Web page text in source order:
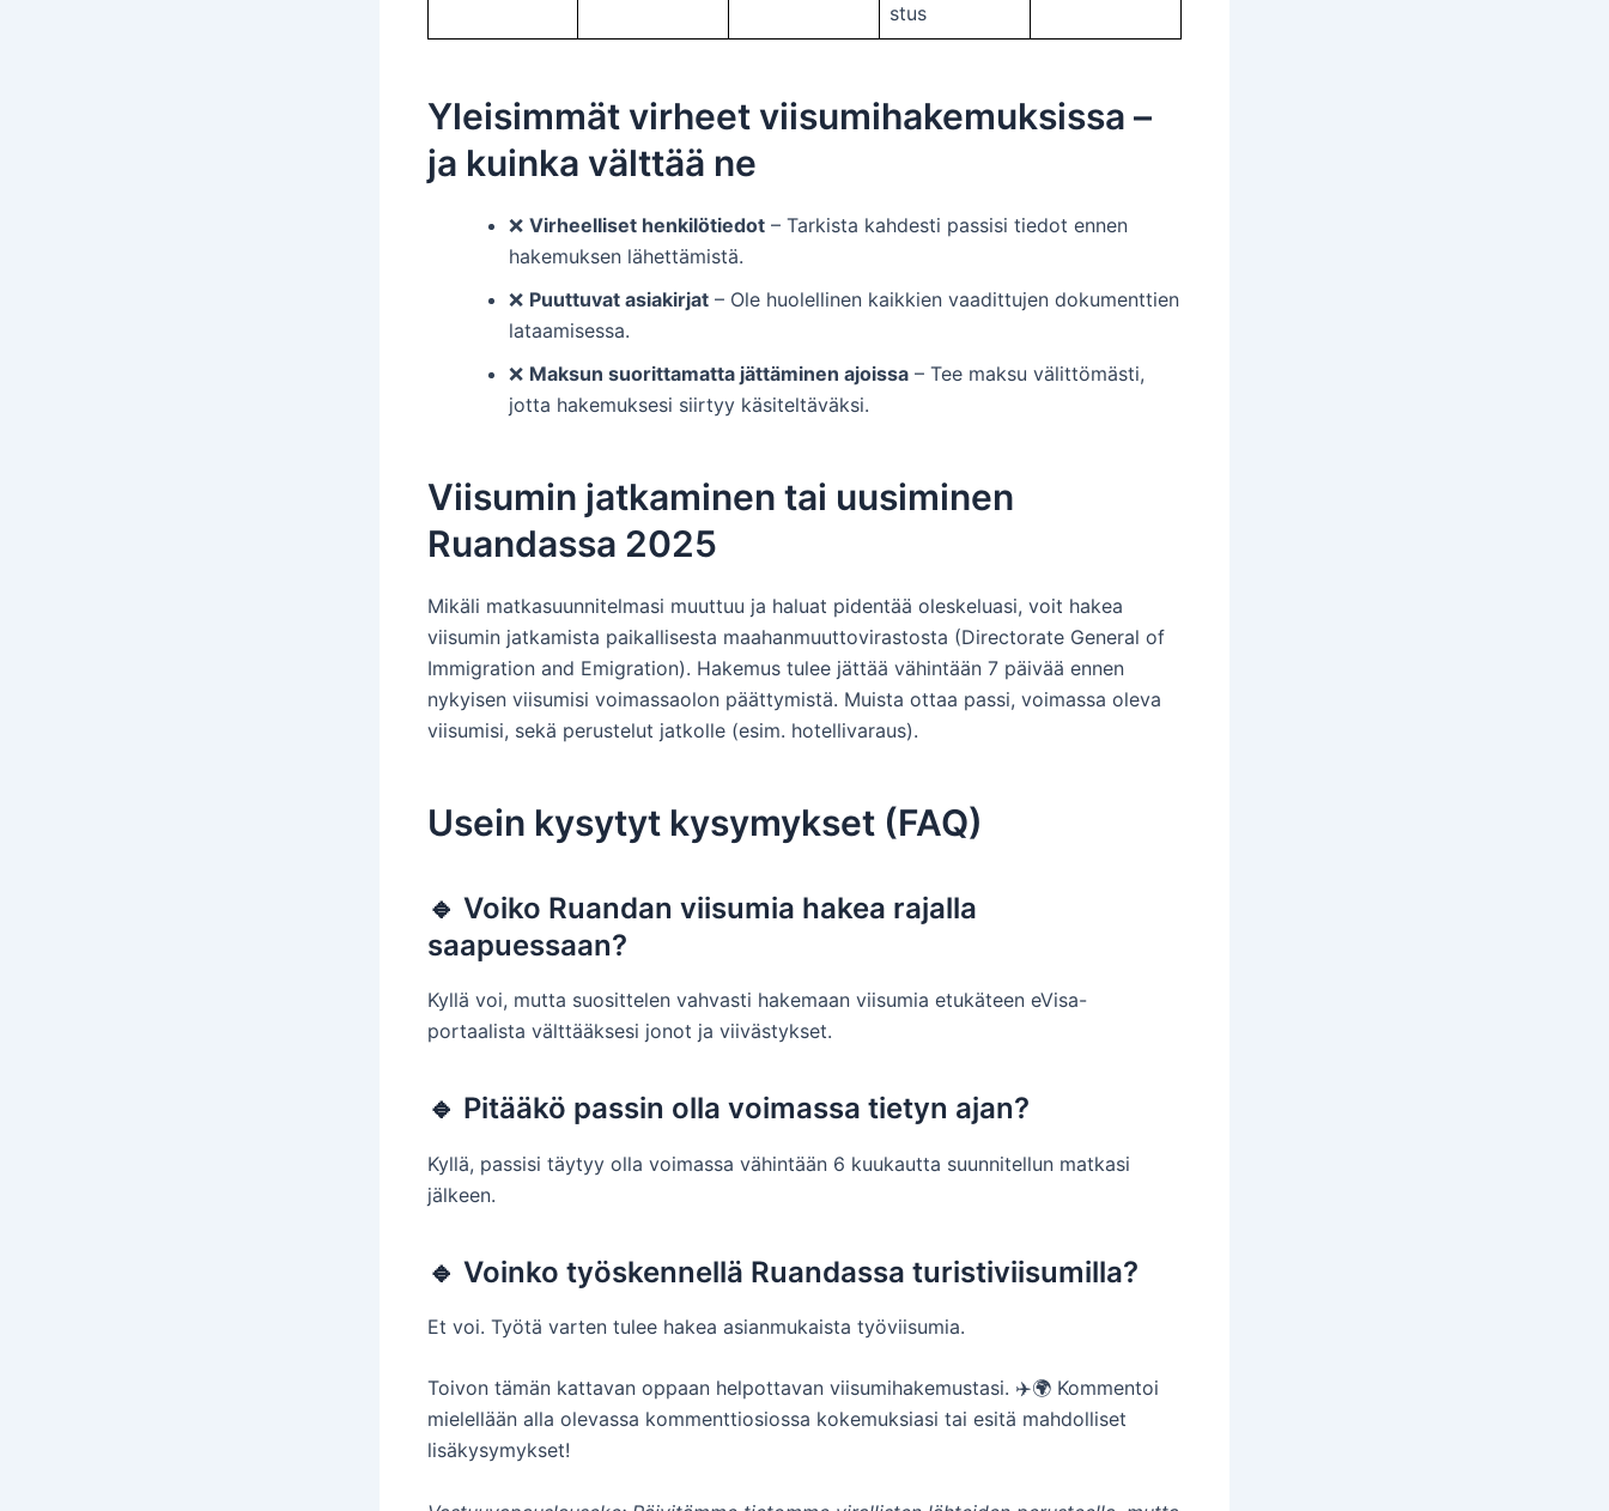
stus
Yleisimmät virheet viisumihakemuksissa –
ja kuinka välttää ne
❌ Virheelliset henkilötiedot – Tarkista kahdesti passisi tiedot ennen
hakemuksen lähettämistä.
❌ Puuttuvat asiakirjat – Ole huolellinen kaikkien vaadittujen dokumenttien
lataamisessa.
❌ Maksun suorittamatta jättäminen ajoissa – Tee maksu välittömästi,
jotta hakemuksesi siirtyy käsiteltäväksi.
Viisumin jatkaminen tai uusiminen
Ruandassa 2025
Mikäli matkasuunnitelmasi muuttuu ja haluat pidentää oleskeluasi, voit hakea
viisumin jatkamista paikallisesta maahanmuuttovirastosta (Directorate General of
Immigration and Emigration). Hakemus tulee jättää vähintään 7 päivää ennen
nykyisen viisumisi voimassaolon päättymistä. Muista ottaa passi, voimassa oleva
viisumisi, sekä perustelut jatkolle (esim. hotellivaraus).
Usein kysytyt kysymykset (FAQ)
🔹 Voiko Ruandan viisumia hakea rajalla
saapuessaan?
Kyllä voi, mutta suosittelen vahvasti hakemaan viisumia etukäteen eVisa-
portaalista välttääksesi jonot ja viivästykset.
🔹 Pitääkö passin olla voimassa tietyn ajan?
Kyllä, passisi täytyy olla voimassa vähintään 6 kuukautta suunnitellun matkasi
jälkeen.
🔹 Voinko työskennellä Ruandassa turistiviisumilla?
Et voi. Työtä varten tulee hakea asianmukaista työviisumia.
Toivon tämän kattavan oppaan helpottavan viisumihakemustasi. ✈️🌍 Kommentoi
mielellään alla olevassa kommenttiosiossa kokemuksiasi tai esitä mahdolliset
lisäkysymykset!